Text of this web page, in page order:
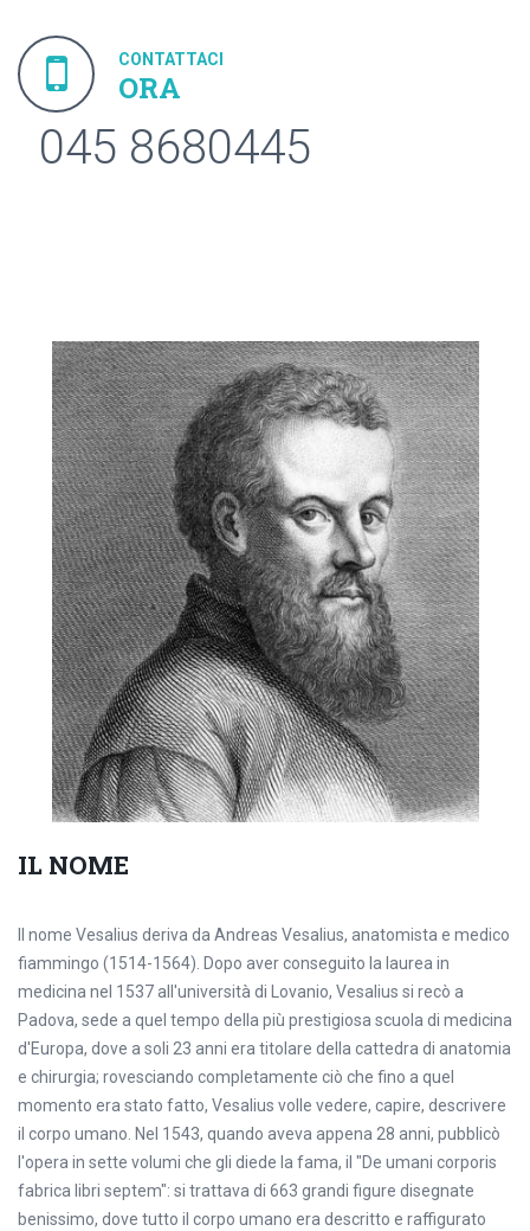
CONTATTACI
ORA
045 8680445
IL NOME
Il nome Vesalius deriva da Andreas Vesalius, anatomista e medico
fiammingo (1514-1564). Dopo aver conseguito la laurea in
medicina nel 1537 all'università di Lovanio, Vesalius si recò a
Padova, sede a quel tempo della più prestigiosa scuola di medicina
d'Europa, dove a soli 23 anni era titolare della cattedra di anatomia
e chirurgia; rovesciando completamente ciò che fino a quel
momento era stato fatto, Vesalius volle vedere, capire, descrivere
il corpo umano. Nel 1543, quando aveva appena 28 anni, pubblicò
l'opera in sette volumi che gli diede la fama, il "De umani corporis
fabrica libri septem": si trattava di 663 grandi figure disegnate
benissimo, dove tutto il corpo umano era descritto e raffigurato